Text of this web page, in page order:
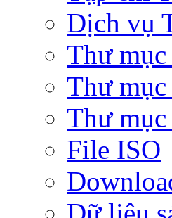
Dịch vụ
Thư
Thư
Thư mục
File ISO